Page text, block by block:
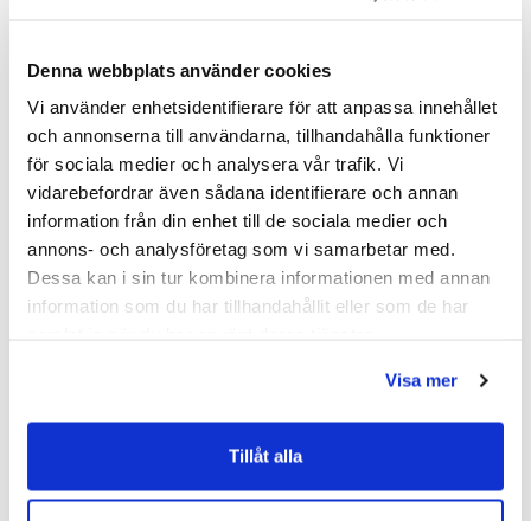
Denna webbplats använder cookies
Vi använder enhetsidentifierare för att anpassa innehållet
och annonserna till användarna, tillhandahålla funktioner
för sociala medier och analysera vår trafik. Vi
vidarebefordrar även sådana identifierare och annan
information från din enhet till de sociala medier och
annons- och analysföretag som vi samarbetar med.
Dessa kan i sin tur kombinera informationen med annan
information som du har tillhandahållit eller som de har
Visa mer
Tillåt alla
SKU: hvv900003-00
MPN: 900003-00
Dokument
HAVEN-Skotselrad.pdf (287.02 KB)
Relaterade kategorier
Kommod & Tvättställsskåp
Badrumsmöbler